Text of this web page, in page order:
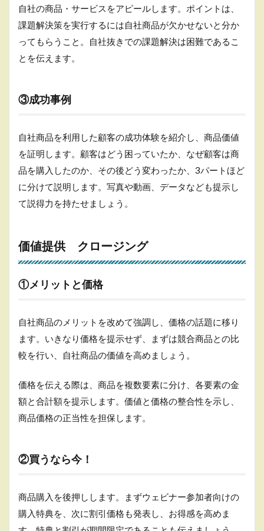
自社の商品・サービスをアピールします。ポイントは、
課題解決策を実行するには自社商品が欠かせないと分か
ってもらうこと。自社抜きでの課題解決は困難であるこ
とを伝えます。
③成功事例
自社商品を利用した顧客の成功体験を紹介し、商品価値
を証明します。顧客はどう困っていたか、なぜ顧客は商
品を購入したのか、その後どう変わったか、3パートほど
に分けて説明します。写真や動画、データなども提示し
て説得力を持たせましょう。
価値提供 クロージング
①メリットと価格
自社商品のメリットを改めて強調し、価格の話題に移り
ます。いきなり価格を提示せず、まずは競合商品との比
較を行い、自社商品の価値を高めましょう。
価格を伝える際は、商品を複数要素に分け、各要素の金
額と合計額を提示します。価値と価格の整合性を示し、
商品価格の正当性を担保します。
②買うなら今！
商品購入を後押しします。まずウェビナー参加者向けの
購入特典を、次に割引価格も発表し、お得感を高めま